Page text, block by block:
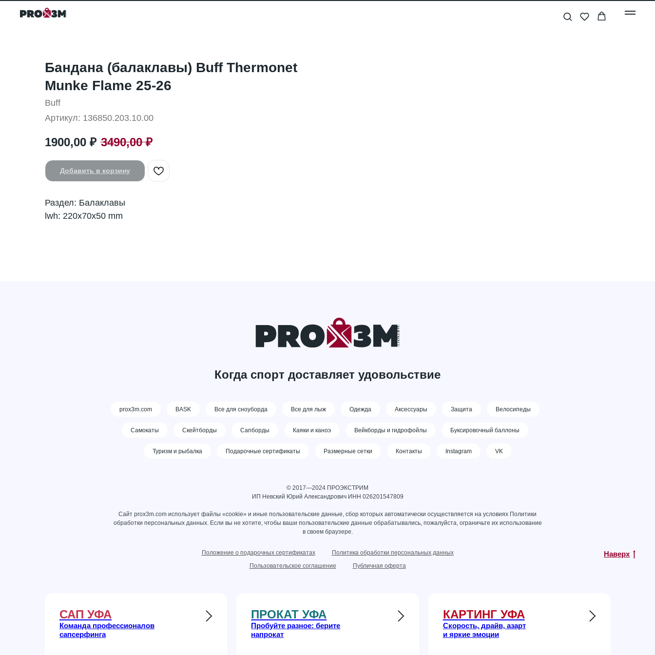
Бандана (балаклавы) Buff Thermonet
Munke Flame 25-26
Buff
Артикул: 136850.203.10.00
1900,00 ₽ 3490,00 ₽
Добавить в корзину
Раздел: Балаклавы
lwh: 220x70x50 mm
Когда спорт доставляет удовольствие
prox3m.com BASK Все для сноуборда Все для лыж Одежда Аксессуары Защита Велосипеды
Самокаты Скейтборды Сапборды Каяки и каноэ Вейкборды и гидрофойлы Буксировочный баллоны
Туризм и рыбалка Подарочные сертификаты Размерные сетки Контакты Instagram VK
© 2017—2024 ПРОЭКСТРИМ
ИП Невский Юрий Александрович ИНН 026201547809
Сайт prox3m.com использует файлы «cookie» и иные пользовательские данные, сбор которых автоматически осуществляется на условиях Политики
обработки персональных данных. Если вы не хотите, чтобы ваши пользовательские данные обрабатывались, пожалуйста, ограничьте их использование
в своем браузере.
Положение о подарочных сертификатах
Политика обработки персональных данных
Пользовательское соглашение
Публичная оферта
Наверх
САП УФА
Команда профессионалов
сапсерфинга
ПРОКАТ УФА
Пробуйте разное: берите
напрокат
КАРТИНГ УФА
Скорость, драйв, азарт
и яркие эмоции